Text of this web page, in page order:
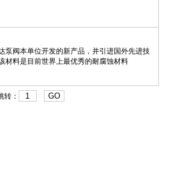
泵阀本单位开发的新产品，并引进国外先进技
材料是目前世界上最优秀的耐腐蚀材料
： GO